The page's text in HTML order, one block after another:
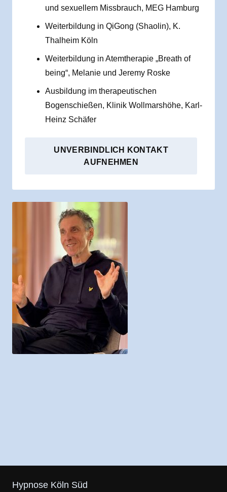
und sexuellem Missbrauch, MEG Hamburg
Weiterbildung in QiGong (Shaolin), K.
Thalheim Köln
Weiterbildung in Atemtherapie „Breath of
being“, Melanie und Jeremy Roske
Ausbildung im therapeutischen
Bogenschießen, Klinik Wollmarshöhe, Karl-
Heinz Schäfer
UNVERBINDLICH KONTAKT
AUFNEHMEN
Hypnose Köln Süd